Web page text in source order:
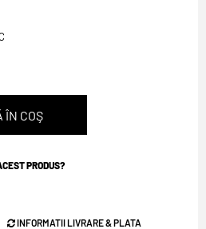
PRODUS?
INFORMATII LIVRARE & PLATA